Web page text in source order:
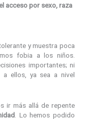
acceso por sexo, raza
y muestra poca
fobia a los niños.
importantes; ni
a ellos, ya sea a nivel
ir más allá de repente
. Lo hemos podido